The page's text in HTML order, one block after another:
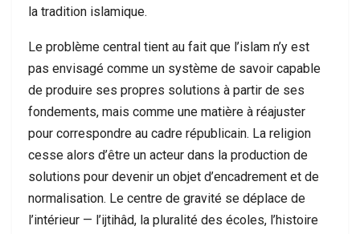
la tradition islamique.
Le problème central tient au fait que l’islam n’y est
pas envisagé comme un système de savoir capable
de produire ses propres solutions à partir de ses
fondements, mais comme une matière à réajuster
pour correspondre au cadre républicain. La religion
cesse alors d’être un acteur dans la production de
solutions pour devenir un objet d’encadrement et de
normalisation. Le centre de gravité se déplace de
l’intérieur — l’ijtihâd, la pluralité des écoles, l’histoire